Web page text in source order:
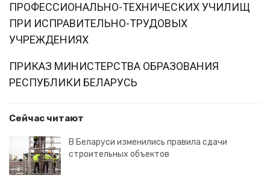
ПРОФЕССИОНАЛЬНО-ТЕХНИЧЕСКИХ УЧИЛИЩ
ПРИ ИСПРАВИТЕЛЬНО-ТРУДОВЫХ
УЧРЕЖДЕНИЯХ
ПРИКАЗ МИНИСТЕРСТВА ОБРАЗОВАНИЯ
РЕСПУБЛИКИ БЕЛАРУСЬ
Сейчас читают
В Беларуси изменились правила сдачи
строительных объектов